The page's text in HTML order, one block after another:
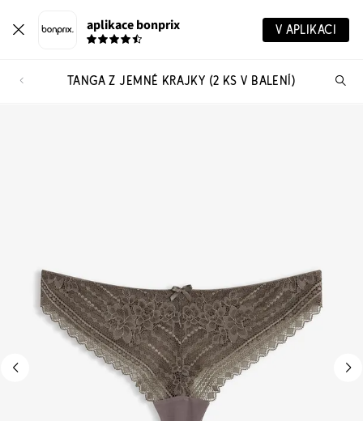
aplikace bonprix V APLIKACI
TANGA Z JEMNÉ KRAJKY (2 KS V BALENÍ)